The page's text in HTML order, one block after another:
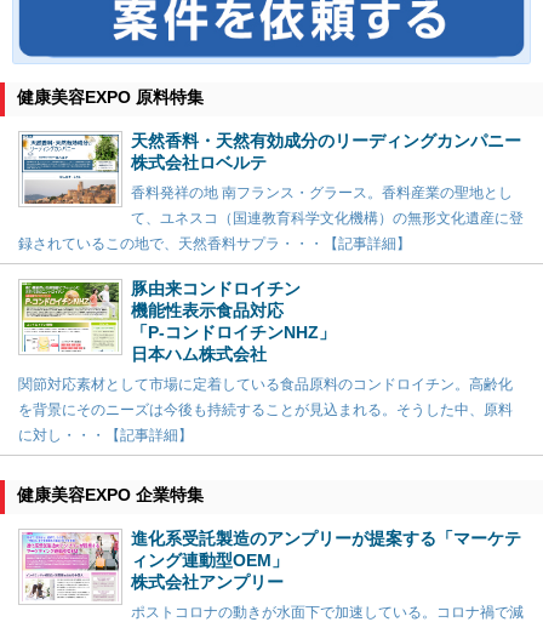
健康美容EXPO 原料特集
天然香料・天然有効成分のリーディングカンパニー
株式会社ロベルテ
香料発祥の地 南フランス・グラース。香料産業の聖地とし
て、ユネスコ（国連教育科学文化機構）の無形文化遺産に登
録されているこの地で、天然香料サプラ・・・【記事詳細】
豚由来コンドロイチン
機能性表示食品対応
「P-コンドロイチンNHZ」
日本ハム株式会社
関節対応素材として市場に定着している食品原料のコンドロイチン。高齢化
を背景にそのニーズは今後も持続することが見込まれる。そうした中、原料
に対し・・・【記事詳細】
健康美容EXPO 企業特集
進化系受託製造のアンプリーが提案する「マーケテ
ィング連動型OEM」
株式会社アンプリー
ポストコロナの動きが水面下で加速している。コロナ禍で減